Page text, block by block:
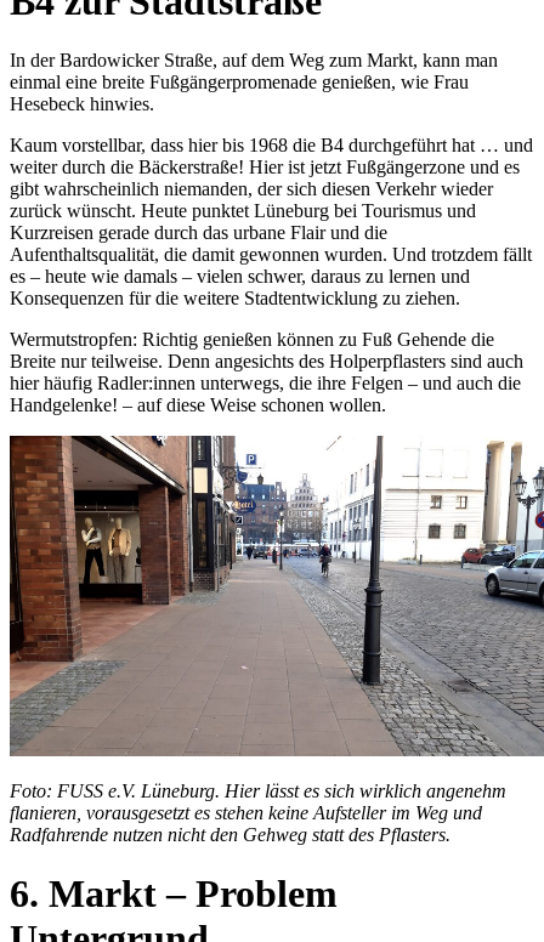
In der Bardowicker Straße, auf dem Weg zum Markt, kann man
einmal eine breite Fußgängerpromenade genießen, wie Frau
Hesebeck hinwies.
Kaum vorstellbar, dass hier bis 1968 die B4 durchgeführt hat … und
weiter durch die Bäckerstraße! Hier ist jetzt Fußgängerzone und es
gibt wahrscheinlich niemanden, der sich diesen Verkehr wieder
zurück wünscht. Heute punktet Lüneburg bei Tourismus und
Kurzreisen gerade durch das urbane Flair und die
Aufenthaltsqualität, die damit gewonnen wurden. Und trotzdem fällt
es – heute wie damals – vielen schwer, daraus zu lernen und
Konsequenzen für die weitere Stadtentwicklung zu ziehen.
Wermutstropfen: Richtig genießen können zu Fuß Gehende die
Breite nur teilweise. Denn angesichts des Holperpflasters sind auch
hier häufig Radler:innen unterwegs, die ihre Felgen – und auch die
Handgelenke! – auf diese Weise schonen wollen.
Foto: FUSS e.V. Lüneburg. Hier lässt es sich wirklich angenehm
flanieren, vorausgesetzt es stehen keine Aufsteller im Weg und
Radfahrende nutzen nicht den Gehweg statt des Pflasters.
6. Markt – Problem